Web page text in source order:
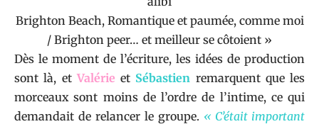
Brighton Beach, Romantique et paumée, comme moi
/ Brighton peer… et meilleur se côtoient »
Dès le moment de l’écriture, les idées de production
sont là, etValérie et Sébastien remarquent que les
morceaux sont moins de l’ordre de l’intime, ce qui
demandait de relancer le groupe. « C’était important